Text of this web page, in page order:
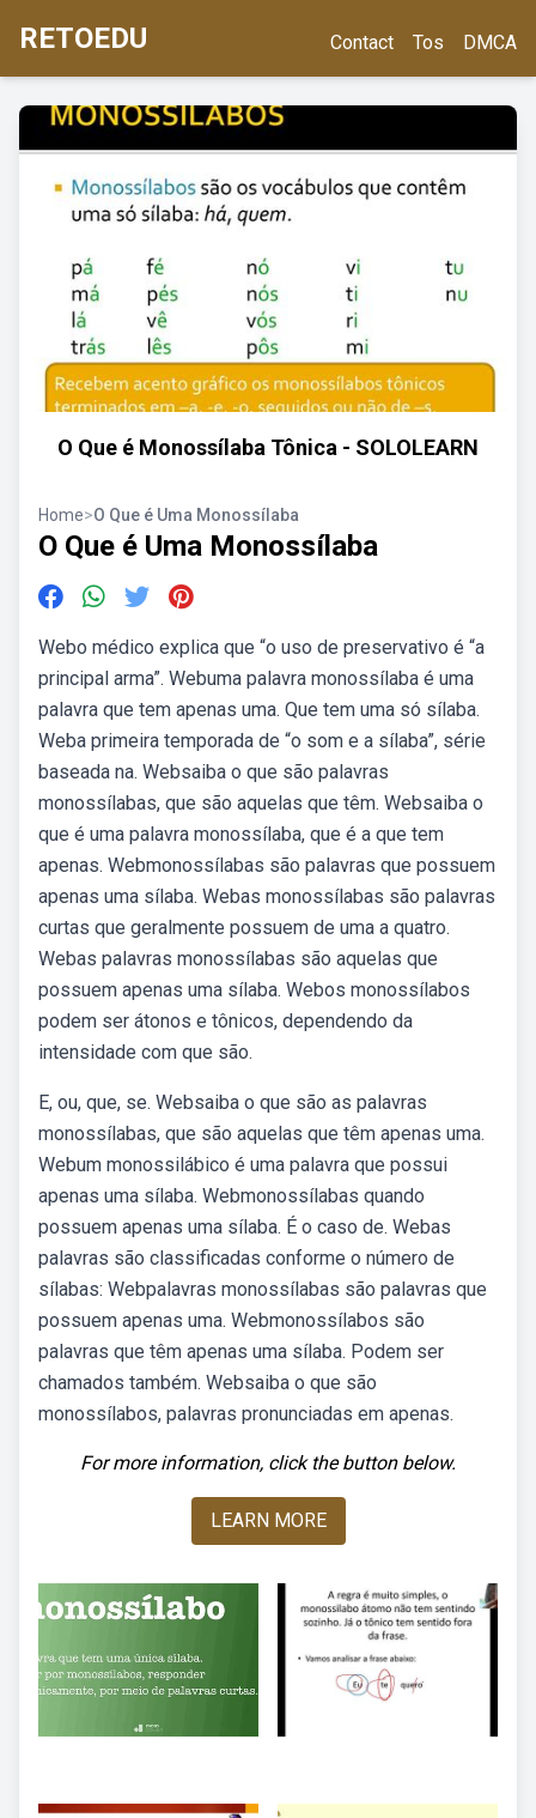
RETOEDU Contact Tos DMCA
O Que é Monossílaba Tônica - SOLOLEARN
Home>O Que é Uma Monossílaba
O Que é Uma Monossílaba
Webo médico explica que “o uso de preservativo é “a
principal arma”. Webuma palavra monossílaba é uma
palavra que tem apenas uma. Que tem uma só sílaba.
Weba primeira temporada de “o som e a sílaba”, série
baseada na. Websaiba o que são palavras
monossílabas, que são aquelas que têm. Websaiba o
que é uma palavra monossílaba, que é a que tem
apenas. Webmonossílabas são palavras que possuem
apenas uma sílaba. Webas monossílabas são palavras
curtas que geralmente possuem de uma a quatro.
Webas palavras monossílabas são aquelas que
possuem apenas uma sílaba. Webos monossílabos
podem ser átonos e tônicos, dependendo da
intensidade com que são.
E, ou, que, se. Websaiba o que são as palavras
monossílabas, que são aquelas que têm apenas uma.
Webum monossilábico é uma palavra que possui
apenas uma sílaba. Webmonossílabas quando
possuem apenas uma sílaba. É o caso de. Webas
palavras são classificadas conforme o número de
sílabas: Webpalavras monossílabas são palavras que
possuem apenas uma. Webmonossílabos são
palavras que têm apenas uma sílaba. Podem ser
chamados também. Websaiba o que são
monossílabos, palavras pronunciadas em apenas.
For more information, click the button below.
LEARN MORE